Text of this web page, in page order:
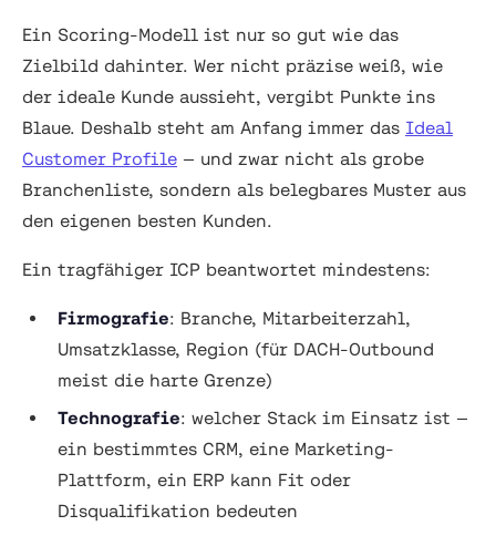
Ein Scoring-Modell ist nur so gut wie das
Zielbild dahinter. Wer nicht präzise weiß, wie
der ideale Kunde aussieht, vergibt Punkte ins
Blaue. Deshalb steht am Anfang immer das Ideal
Customer Profile — und zwar nicht als grobe
Branchenliste, sondern als belegbares Muster aus
den eigenen besten Kunden.
Ein tragfähiger ICP beantwortet mindestens:
Firmografie: Branche, Mitarbeiterzahl,
Umsatzklasse, Region (für DACH-Outbound
meist die harte Grenze)
Technografie: welcher Stack im Einsatz ist —
ein bestimmtes CRM, eine Marketing-
Plattform, ein ERP kann Fit oder
Disqualifikation bedeuten